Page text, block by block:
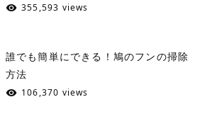
355,593 views
誰でも簡単にできる！鳩のフンの掃除
方法
106,370 views